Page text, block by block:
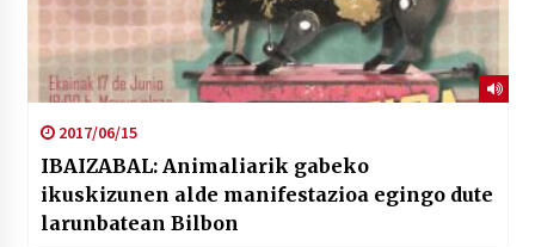
2017/06/15
IBAIZABAL: Animaliarik gabeko
ikuskizunen alde manifestazioa egingo dute
larunbatean Bilbon